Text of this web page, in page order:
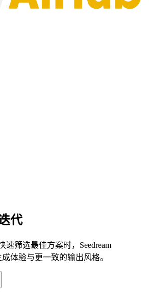
代
速筛选最佳方案时，Seedream
体验与更一致的输出风格。